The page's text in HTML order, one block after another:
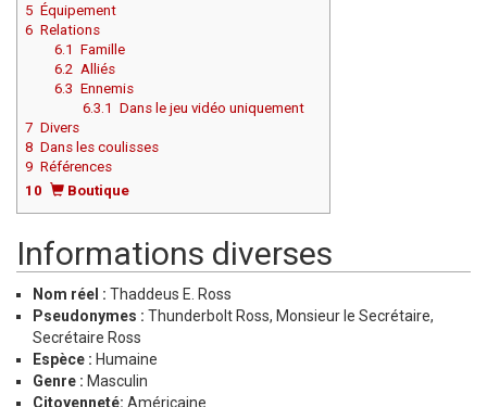
5 Équipement
6 Relations
6.1 Famille
6.2 Alliés
6.3 Ennemis
6.3.1
Dans le jeu vidéo uniquement
7 Divers
8 Dans les coulisses
9 Références
10
Boutique
Informations diverses
Nom réel : Thaddeus E. Ross
Pseudonymes : Thunderbolt Ross, Monsieur le Secrétaire,
Secrétaire Ross
Espèce : Humaine
Genre : Masculin
Citoyenneté: Américaine